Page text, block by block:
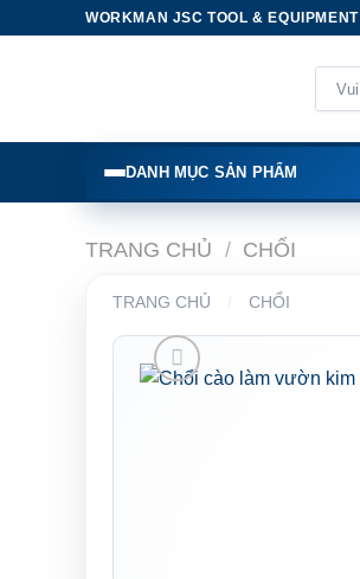
WORKMAN JSC TOOL & EQUIPMENT
kiếm:
DANH MỤC SẢN PHẨM
TRANG CHỦ / CHỔI
TRANG CHỦ CHỔI